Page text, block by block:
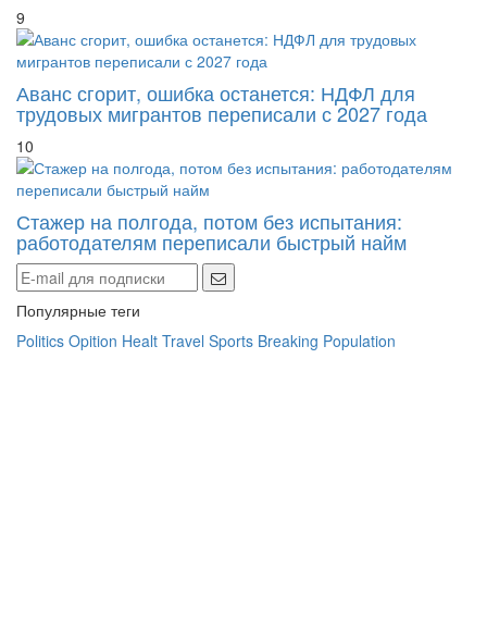
9
Аванс сгорит, ошибка останется: НДФЛ для
трудовых мигрантов переписали с 2027 года
10
Стажер на полгода, потом без испытания:
работодателям переписали быстрый найм
Популярные теги
Politics Opition Healt Travel Sports Breaking Population